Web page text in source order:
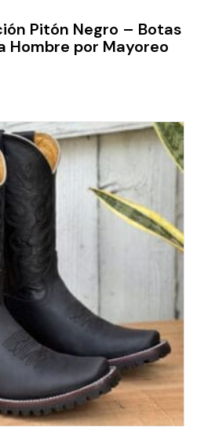
Pitón Negro – Botas
Hombre por Mayoreo